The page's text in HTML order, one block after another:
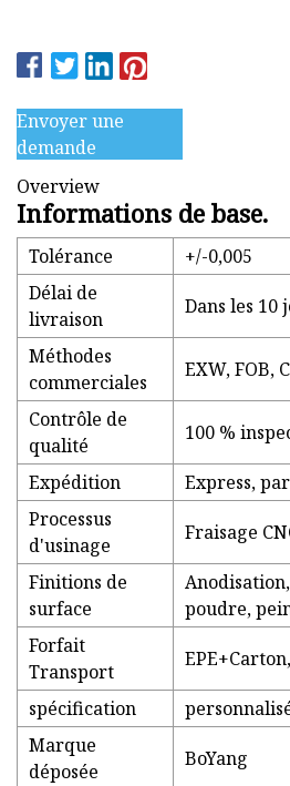
Envoyer une
demande
Overview
Informations de base.
Tolérance
+/-0,005
Délai de
livraison
Dans les 10
Méthodes
commerciales
EXW, FOB,
Contrôle de
qualité
100 %
Expédition
Express,
Processus
d'usinage
Fraisage
Finitions de
surface
poudre,
Forfait
Transport
spécification
Marque
déposée
BoYang